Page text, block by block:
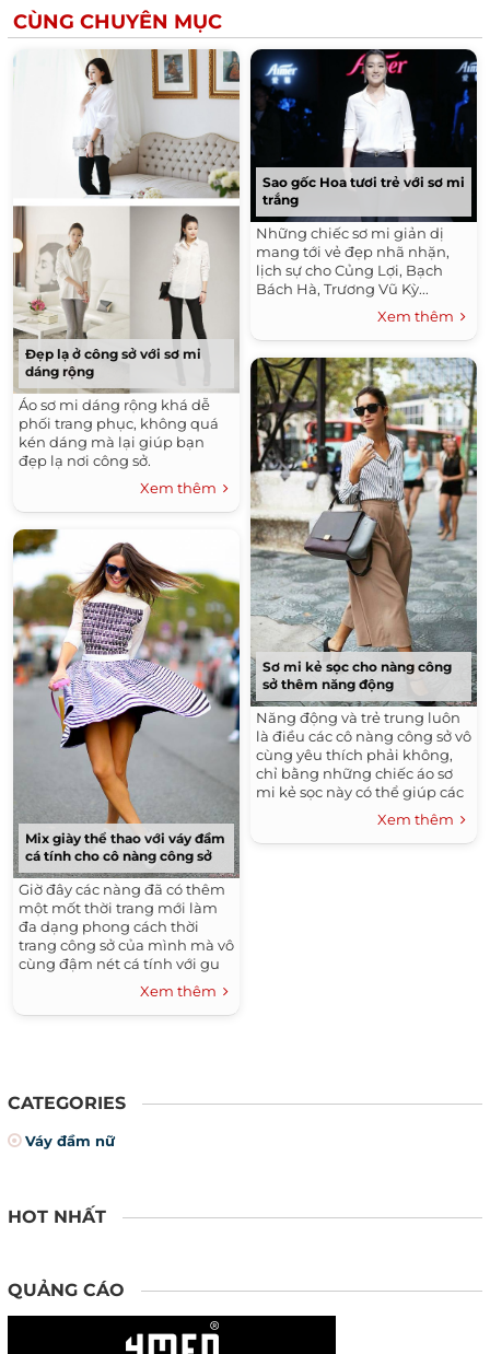
CÙNG CHUYÊN MỤC
Đẹp lạ ở công sở với sơ mi
dáng rộng
Áo sơ mi dáng rộng khá dễ
phối trang phục, không quá
kén dáng mà lại giúp bạn
đẹp lạ nơi công sở.
Xem thêm
Mix giày thể thao với váy đầm
cá tính cho cô nàng công sở
Giờ đây các nàng đã có thêm
một mốt thời trang mới làm
đa dạng phong cách thời
trang công sở của mình mà vô
cùng đậm nét cá tính với gu
Xem thêm
Sao gốc Hoa tươi trẻ với sơ mi
trắng
Những chiếc sơ mi giản dị
mang tới vẻ đẹp nhã nhặn,
lịch sự cho Củng Lợi, Bạch
Bách Hà, Trương Vũ Kỳ...
Xem thêm
Sơ mi kẻ sọc cho nàng công
sở thêm năng động
Năng động và trẻ trung luôn
là điều các cô nàng công sở vô
cùng yêu thích phải không,
chỉ bằng những chiếc áo sơ
mi kẻ sọc này có thể giúp các
quý cô có thêm nhiều sự lựa
chọn cho sự kết hợp với gu
thời trang của mình vô cùng
Xem thêm
CATEGORIES
Váy đầm nữ
HOT NHẤT
QUẢNG CÁO